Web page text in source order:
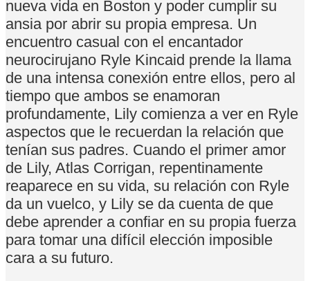
nueva vida en Boston y poder cumplir su
ansia por abrir su propia empresa. Un
encuentro casual con el encantador
neurocirujano Ryle Kincaid prende la llama
de una intensa conexión entre ellos, pero al
tiempo que ambos se enamoran
profundamente, Lily comienza a ver en Ryle
aspectos que le recuerdan la relación que
tenían sus padres. Cuando el primer amor
de Lily, Atlas Corrigan, repentinamente
reaparece en su vida, su relación con Ryle
da un vuelco, y Lily se da cuenta de que
debe aprender a confiar en su propia fuerza
para tomar una difícil elección imposible
cara a su futuro.